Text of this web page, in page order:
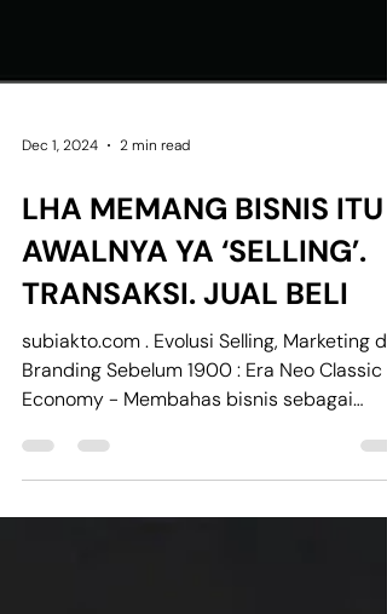
LHA MEMANG BISNIS ITU
AWALNYA YA ‘SELLING’.
TRANSAKSI. JUAL BELI
Branding Sebelum 1900 : Era Neo Classic
Economy - Membahas bisnis sebagai
aktivitas...